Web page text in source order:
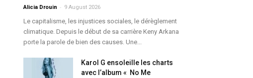
Alicia Drouin - 9 August 2026
Le capitalisme, les injustices sociales, le dérèglement
climatique. Depuis le début de sa carrière Keny Arkana
porte la parole de bien des causes. Une...
Karol G ensoleille les charts
avec l’album « No Me